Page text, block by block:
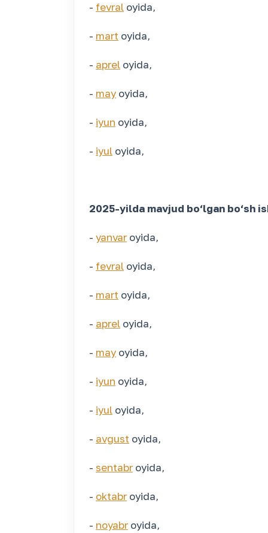
- fevral oyida,
- mart oyida,
- aprel oyida,
- may oyida,
- iyun oyida,
- iyul oyida,
2025-yilda mavjud bo‘lgan bo‘sh
- yanvar oyida,
- fevral oyida,
- mart oyida,
- aprel oyida,
- may oyida,
- iyun oyida,
- iyul oyida,
- avgust oyida,
- sentabr oyida,
- oktabr oyida,
- noyabr oyida,